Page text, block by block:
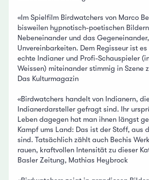
«Im Spielfilm Birdwatchers von Marco
bisweilen hypnotisch-poetischen
Nebeneinander und das
Unvereinbarkeiten. Dem Regisseur ist
echte Indianer und Profi-Schauspieler
Weissen) miteinander stimmig in Szene
Das Kulturmagazin
«Birdwatchers handelt von Indianern,
Indianerdarsteller gefragt sind. Ihr
Leben dagegen hat man ihnen längst
Kampf ums Land: Das ist der Stoff, aus
sind. Tatsächlich zählt auch Bechis
rauen, kraftvollen Intensität zu dieser
Basler Zeitung, Mathias Heybrock